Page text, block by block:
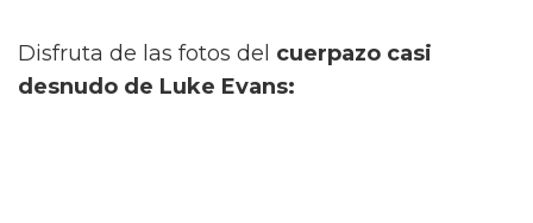
Disfruta de las fotos del cuerpazo casi
desnudo de Luke Evans: